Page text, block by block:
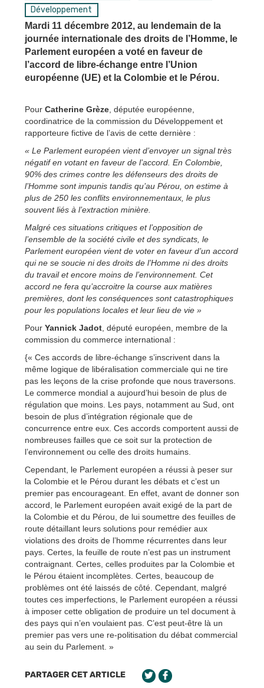
Développement
Mardi 11 décembre 2012, au lendemain de la
journée internationale des droits de l’Homme, le
Parlement européen a voté en faveur de
l’accord de libre-échange entre l’Union
européenne (UE) et la Colombie et le Pérou.
Pour Catherine Grèze , députée européenne,
coordinatrice de la commission du Développement et
rapporteure fictive de l’avis de cette dernière :
« Le Parlement européen vient d’envoyer un signal très
négatif en votant en faveur de l’accord. En Colombie,
90% des crimes contre les défenseurs des droits de
l’Homme sont impunis tandis qu’au Pérou, on estime à
plus de 250 les conflits environnementaux, le plus
souvent liés à l’extraction minière.
Malgré ces situations critiques et l’opposition de
l’ensemble de la société civile et des syndicats, le
Parlement européen vient de voter en faveur d’un accord
qui ne se soucie ni des droits de l’Homme ni des droits
du travail et encore moins de l’environnement. Cet
accord ne fera qu’accroitre la course aux matières
premières, dont les conséquences sont catastrophiques
pour les populations locales et leur lieu de vie »
Pour Yannick Jadot , député européen, membre de la
commission du commerce international :
{« Ces accords de libre-échange s’inscrivent dans la
même logique de libéralisation commerciale qui ne tire
pas les leçons de la crise profonde que nous traversons.
Le commerce mondial a aujourd’hui besoin de plus de
régulation que moins. Les pays, notamment au Sud, ont
besoin de plus d’intégration régionale que de
concurrence entre eux. Ces accords comportent aussi de
nombreuses failles que ce soit sur la protection de
l’environnement ou celle des droits humains.
Cependant, le Parlement européen a réussi à peser sur
la Colombie et le Pérou durant les débats et c’est un
premier pas encourageant. En effet, avant de donner son
accord, le Parlement européen avait exigé de la part de
la Colombie et du Pérou, de lui soumettre des feuilles de
route détaillant leurs solutions pour remédier aux
violations des droits de l’homme récurrentes dans leur
pays. Certes, la feuille de route n’est pas un instrument
contraignant. Certes, celles produites par la Colombie et
le Pérou étaient incomplètes. Certes, beaucoup de
problèmes ont été laissés de côté. Cependant, malgré
toutes ces imperfections, le Parlement européen a réussi
à imposer cette obligation de produire un tel document à
des pays qui n’en voulaient pas. C’est peut-être là un
premier pas vers une re-politisation du débat commercial
au sein du Parlement. »
PARTAGER CET ARTICLE